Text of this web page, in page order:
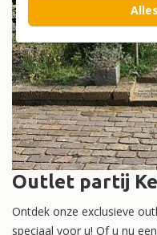
Outlet partij
Ontdek onze exclusieve
speciaal voor u! Of u nu